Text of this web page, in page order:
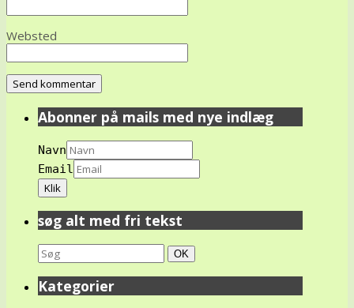
Websted
Abonner på mails med nye indlæg
Navn
Email
søg alt med fri tekst
Search
for:
Søg
OK
Kategorier